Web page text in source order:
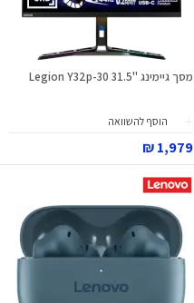
מסך גיימינג "31.5 Legion Y32p-30
הוסף להשוואה
1,979 ₪